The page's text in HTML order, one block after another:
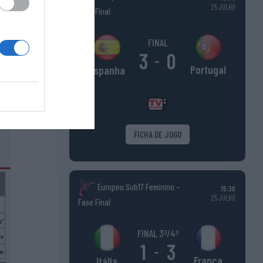
da
Fase Final
25 JULHO
Espanha
FINAL
3 - 0 Portugal
FICHA DE JOGO
Europeu Sub17 Feminino –
Fase Final
15:30
25 JULHO
FINAL 3º/4º
1 - 3